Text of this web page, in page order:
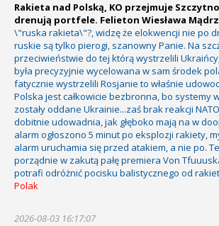
Rakieta nad Polską, KO przejmuje
drenują portfele. Felieton Wiesława
\"ruska rakieta\"?, widzę że elokwencji nie po
ruskie są tylko pierogi, szanowny Panie. Na
przeciwieństwie do tej którą wystrzelili
była precyzyjnie wycelowana w sam środek
fatycznie wystrzelili Rosjanie to właśnie
Polska jest całkowicie bezbronna, bo systemy
zostały oddane Ukrainie...zaś brak reakcji
dobitnie udowadnia, jak głęboko mają na w
alarm ogłoszono 5 minut po eksplozji rakiety,
alarm uruchamia się przed atakiem, a nie po.
porządnie w zakutą pałę premiera Von
potrafi odróżnić pocisku balistycznego od
Polak
2026-08-03 16:17:07